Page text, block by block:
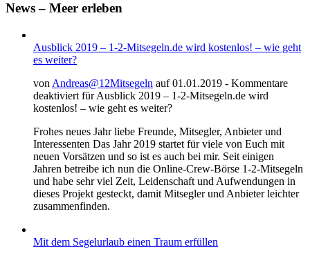
News – Meer erleben
Ausblick 2019 – 1-2-Mitsegeln.de wird kostenlos! – wie geht
es weiter?
von Andreas@12Mitsegeln auf 01.01.2019 - Kommentare
deaktiviert für Ausblick 2019 – 1-2-Mitsegeln.de wird
kostenlos! – wie geht es weiter?
Frohes neues Jahr liebe Freunde, Mitsegler, Anbieter und
Interessenten Das Jahr 2019 startet für viele von Euch mit
neuen Vorsätzen und so ist es auch bei mir. Seit einigen
Jahren betreibe ich nun die Online-Crew-Börse 1-2-Mitsegeln
und habe sehr viel Zeit, Leidenschaft und Aufwendungen in
dieses Projekt gesteckt, damit Mitsegler und Anbieter leichter
zusammenfinden.
Mit dem Segelurlaub einen Traum erfüllen